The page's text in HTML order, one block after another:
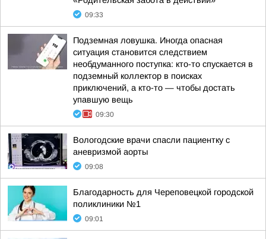
09:33
Подземная ловушка. Иногда опасная
ситуация становится следствием
необдуманного поступка: кто-то спускается в
подземный коллектор в поисках
приключений, а кто-то — чтобы достать
упавшую вещь
09:30
Вологодские врачи спасли пациентку с
аневризмой аорты
09:08
Благодарность для Череповецкой городской
поликлиники №1
09:01